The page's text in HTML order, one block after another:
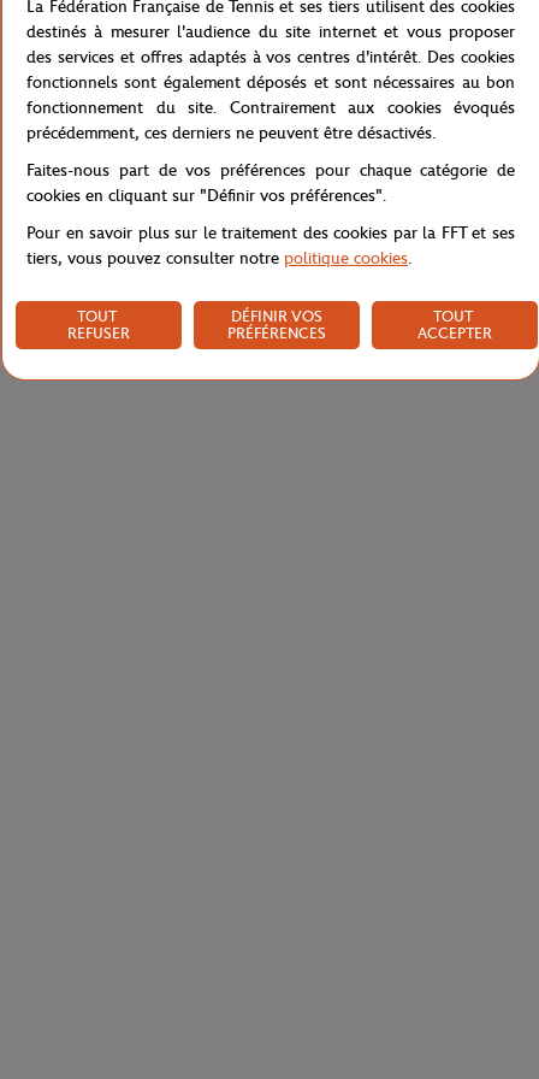
T-shirt pour enfant unisexe, de la collection Lacoste pour Roland-
Garros. Edition performance, il est en jersey technique respirant
pour accompagner les séances de sport. Il arbore un écusson
Roland-Garros sur le devant et un crocodile vert sur la poitrine.
Référence :TJ2121-166
Caractéristiques
Livraison et retours
La Fédération Française de Tennis et ses tiers utilisent des cookies
destinés à mesurer l'audience du site internet et vous proposer
des services et offres adaptés à vos centres d'intérêt. Des cookies
fonctionnels sont également déposés et sont nécessaires au bon
fonctionnement du site. Contrairement aux cookies évoqués
précédemment, ces derniers ne peuvent être désactivés.
Faites-nous part de vos préférences pour chaque catégorie de
cookies en cliquant sur "Définir vos préférences".
Pour en savoir plus sur le traitement des cookies par la FFT et ses
tiers, vous pouvez consulter notre politique cookies.
TOUT
REFUSER
DÉFINIR VOS
PRÉFÉRENCES
TOUT
ACCEPTER